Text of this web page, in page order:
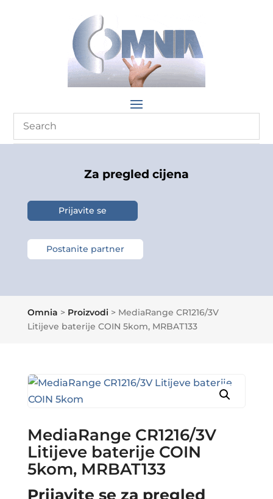
Za pregled cijena
Prijavite se
Postanite partner
Omnia > Proizvodi > MediaRange CR1216/3V
Litijeve baterije COIN 5kom, MRBAT133
MediaRange CR1216/3V
Litijeve baterije COIN
5kom, MRBAT133
Prijavite se za pregled